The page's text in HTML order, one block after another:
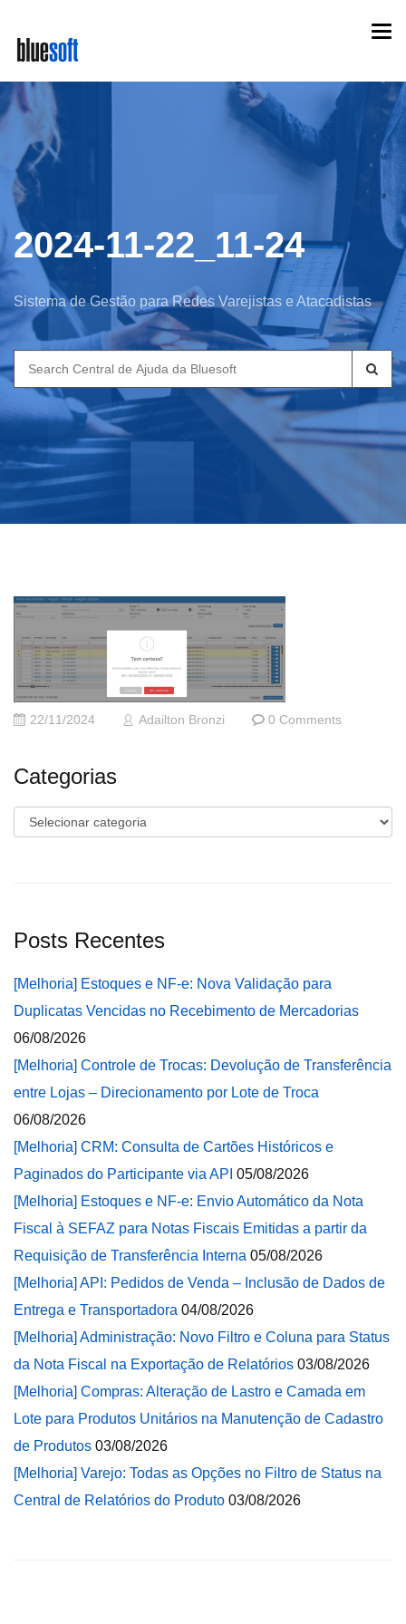
main
content
2024-11-22_11-24
Sistema de Gestão para Redes Varejistas e Atacadistas
Search
for:
22/11/2024 Adailton Bronzi 0 Comments
Categorias
Categorias
Posts Recentes
[Melhoria] Estoques e NF-e: Nova Validação para
Duplicatas Vencidas no Recebimento de Mercadorias
06/08/2026
[Melhoria] Controle de Trocas: Devolução de Transferência
entre Lojas – Direcionamento por Lote de Troca
06/08/2026
[Melhoria] CRM: Consulta de Cartões Históricos e
Paginados do Participante via API 05/08/2026
[Melhoria] Estoques e NF-e: Envio Automático da Nota
Fiscal à SEFAZ para Notas Fiscais Emitidas a partir da
Requisição de Transferência Interna 05/08/2026
[Melhoria] API: Pedidos de Venda – Inclusão de Dados de
Entrega e Transportadora 04/08/2026
[Melhoria] Administração: Novo Filtro e Coluna para Status
da Nota Fiscal na Exportação de Relatórios 03/08/2026
[Melhoria] Compras: Alteração de Lastro e Camada em
Lote para Produtos Unitários na Manutenção de Cadastro
de Produtos 03/08/2026
[Melhoria] Varejo: Todas as Opções no Filtro de Status na
Central de Relatórios do Produto 03/08/2026